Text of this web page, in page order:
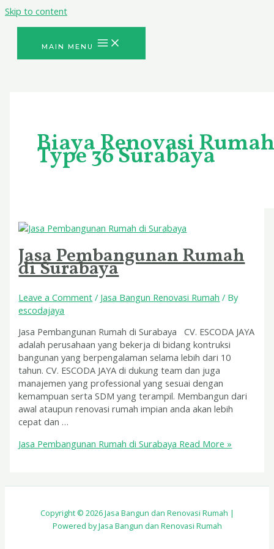
Skip to content
MAIN MENU
Biaya Renovasi Rumah
Type 36 Surabaya
Jasa Pembangunan Rumah
di Surabaya
Leave a Comment / Jasa Bangun Renovasi Rumah / By
escodajaya
Jasa Pembangunan Rumah di Surabaya CV. ESCODA JAYA
adalah perusahaan yang bekerja di bidang kontruksi
bangunan yang berpengalaman selama lebih dari 10
tahun. CV. ESCODA JAYA di dukung team dan juga
manajemen yang professional yang sesuai dengan
kemampuan serta SDM yang terampil. Membangun dari
awal ataupun renovasi rumah impian anda akan lebih
cepat dan …
Jasa Pembangunan Rumah di Surabaya Read More »
Copyright © 2026 Jasa Bangun dan Renovasi Rumah |
Powered by Jasa Bangun dan Renovasi Rumah